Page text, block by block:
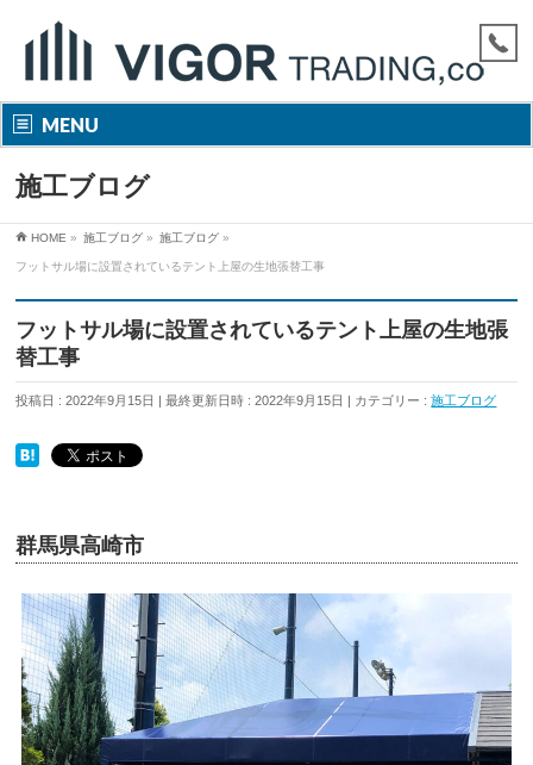
MENU
施工ブログ
HOME » 施工ブログ » 施工ブログ »
フットサル場に設置されているテント上屋の生地張替工事
フットサル場に設置されているテント上屋の生地張
替工事
投稿日 : 2022年9月15日 最終更新日時 : 2022年9月15日 カテゴリー :施工ブログ
群馬県高崎市